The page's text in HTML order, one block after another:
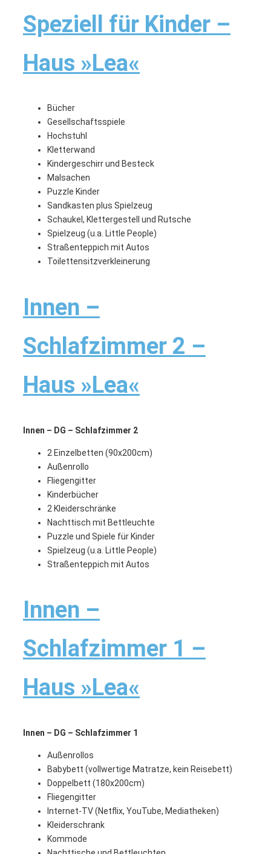
Speziell für Kinder –
Haus »Lea«
Bücher
Gesellschaftsspiele
Hochstuhl
Kletterwand
Kindergeschirr und Besteck
Malsachen
Puzzle Kinder
Sandkasten plus Spielzeug
Schaukel, Klettergestell und Rutsche
Spielzeug (u.a. Little People)
Straßenteppich mit Autos
Toilettensitzverkleinerung
Innen –
Schlafzimmer 2 –
Haus »Lea«
Innen – DG – Schlafzimmer 2
2 Einzelbetten (90x200cm)
Außenrollo
Fliegengitter
Kinderbücher
2 Kleiderschränke
Nachttisch mit Bettleuchte
Puzzle und Spiele für Kinder
Spielzeug (u.a. Little People)
Straßenteppich mit Autos
Innen –
Schlafzimmer 1 –
Haus »Lea«
Innen – DG – Schlafzimmer 1
Außenrollos
Babybett (vollwertige Matratze, kein Reisebett)
Doppelbett (180x200cm)
Fliegengitter
Internet-TV (Netflix, YouTube, Mediatheken)
Kleiderschrank
Kommode